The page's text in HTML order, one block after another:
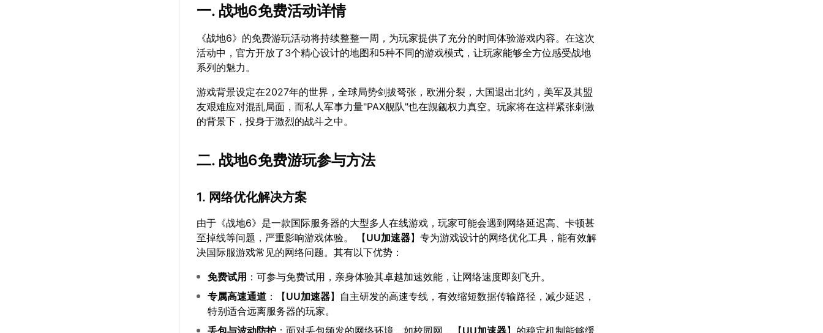
一. 战地6免费活动详情
《战地6》的免费游玩活动将持续整整一周，为玩家提供了充分的时间体验游戏内容。在这次
活动中，官方开放了3个精心设计的地图和5种不同的游戏模式，让玩家能够全方位感受战地
系列的魅力。
游戏背景设定在2027年的世界，全球局势剑拔弩张，欧洲分裂，大国退出北约，美军及其盟
友艰难应对混乱局面，而私人军事力量"PAX舰队"也在觊觎权力真空。玩家将在这样紧张刺激
的背景下，投身于激烈的战斗之中。
二. 战地6免费游玩参与方法
1. 网络优化解决方案
由于《战地6》是一款国际服务器的大型多人在线游戏，玩家可能会遇到网络延迟高、卡顿甚
至掉线等问题，严重影响游戏体验。 【UU加速器】专为游戏设计的网络优化工具，能有效解
决国际服游戏常见的网络问题。其有以下优势：
免费试用 ：可参与免费试用，亲身体验其卓越加速效能，让网络速度即刻飞升。
专属高速通道 ：【UU加速器】自主研发的高速专线，有效缩短数据传输路径，减少延迟，
特别适合远离服务器的玩家。
丢包与波动防护 ：面对丢包频发的网络环境，如校园网，【UU加速器】的稳定机制能够缓